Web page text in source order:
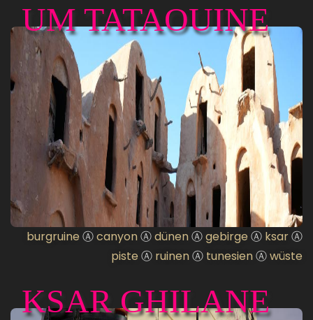
UM TATAOUINE
burgruine ⒶcanyonⒶdünenⒶgebirge Ⓐ ksarⒶ
piste Ⓐ ruinenⒶ tunesienⒶwüste
KSAR GHILANE